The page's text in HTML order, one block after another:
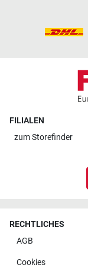
FILIALEN
zumStorefinder
RECHTLICHES
AGB
Cookies